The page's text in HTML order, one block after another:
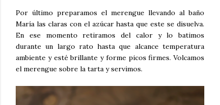
Por último preparamos el merengue llevando al baño
María las claras con el azúcar hasta que este se disuelva.
En ese momento retiramos del calor y lo batimos
durante un largo rato hasta que alcance temperatura
ambiente y esté brillante y forme picos firmes. Volcamos
el merengue sobre la tarta y servimos.